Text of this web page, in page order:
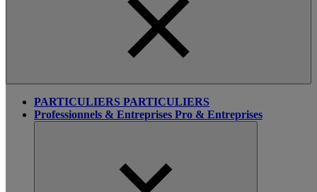
PARTICULIERS PARTICULIERS
Professionnels & Entreprises Pro & Entreprises